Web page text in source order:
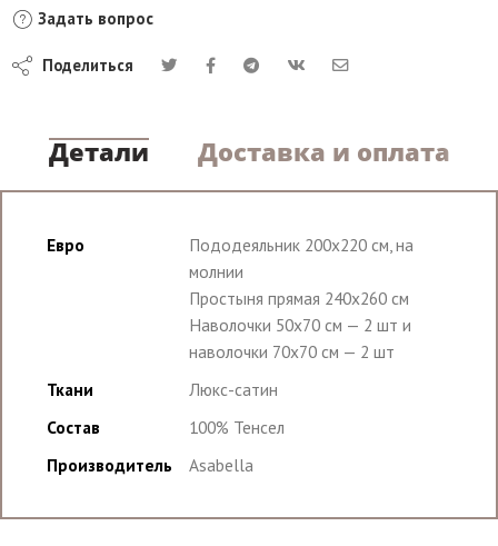
Задать вопрос
Поделиться
Детали Доставка и оплата
Евро
Пододеяльник 200х220 см, на
молнии
Простыня прямая 240х260 см
Наволочки 50х70 см — 2 шт и
наволочки 70х70 см — 2 шт
Ткани
Люкс-сатин
Состав
100% Тенсел
Производитель
Asabella